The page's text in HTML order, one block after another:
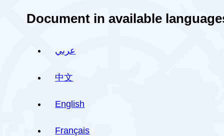
Document in available
عربي
中文
English
Français